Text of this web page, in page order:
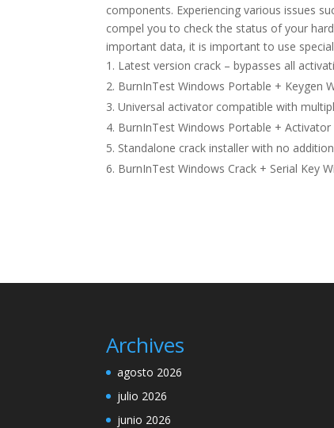
components. Experiencing various issues
compel you to check the status of your
important data, it is important to use
Latest version crack – bypasses all
BurnInTest Windows Portable + Keygen
Universal activator compatible with
BurnInTest Windows Portable + Activator
Standalone crack installer with no
BurnInTest Windows Crack + Serial Key
Archives
agosto 2026
julio 2026
junio 2026